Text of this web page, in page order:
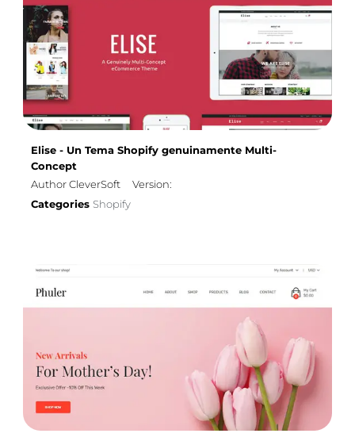
Elise - Un Tema Shopify genuinamente Multi-
Concept
Author CleverSoft
Version:
Categories Shopify